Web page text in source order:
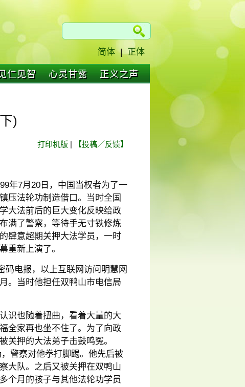
简体 | 正体
仁见智 心灵甘露 正义之声
)
打印机版 | 【投稿／反馈】
年7月20日，中国当权者为了一
压法轮功制造借口。当时全国
大法前后的巨大变化反映给政
满了警察，等待手无寸铁修炼
肆意超期关押大法学员，一时
重新上演了。
码电报，以上互联网访问明慧网
。当时他担任双鸭山市电信局
识也随着扭曲，看着大量的大
全家再也坐不住了。为了向政
关押的大法弟子击鼓鸣冤。
警察对他拳打脚踢。他先后被
大队。之后又被关押在双鸭山
个月的孩子与其他法轮功学员